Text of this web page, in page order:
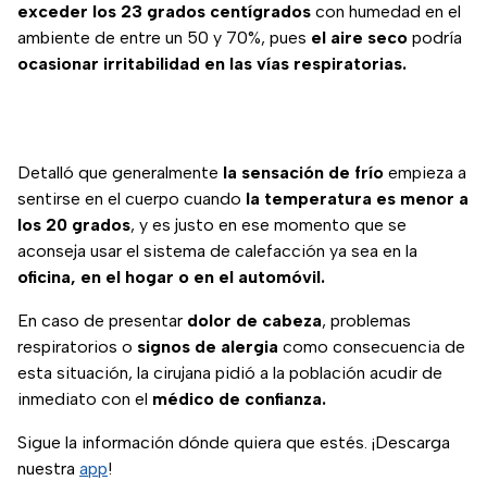
exceder los 23 grados centígrados con humedad en el
ambiente de entre un 50 y 70%, pues el aire seco podría
ocasionar irritabilidad en las vías respiratorias.
Detalló que generalmente la sensación de frío empieza a
sentirse en el cuerpo cuando la temperatura es menor a
los 20 grados, y es justo en ese momento que se
aconseja usar el sistema de calefacción ya sea en la
oficina, en el hogar o en el automóvil.
En caso de presentar dolor de cabeza, problemas
respiratorios o signos de alergia como consecuencia de
esta situación, la cirujana pidió a la población acudir de
inmediato con el médico de confianza.
Sigue la información dónde quiera que estés. ¡Descarga
nuestra app!